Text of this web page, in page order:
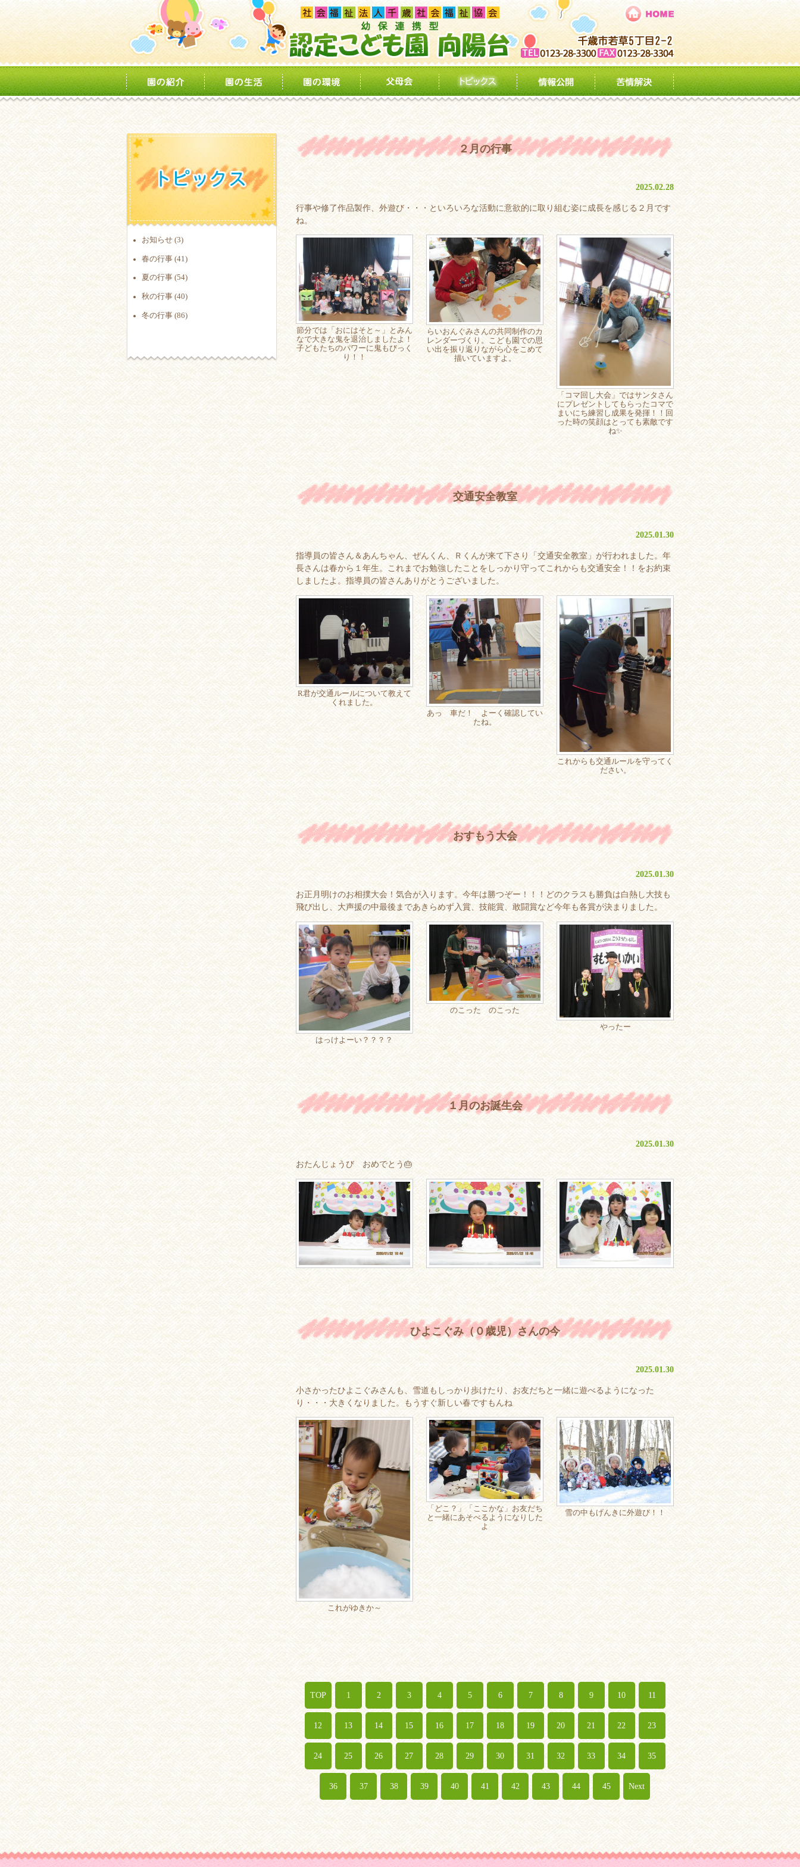
お知らせ (3)
春の行事 (41)
夏の行事 (54)
秋の行事 (40)
冬の行事 (86)
２月の行事
2025.02.28
行事や修了作品製作、外遊び・・・といろいろな活動に意欲的に取り組む姿に成長を感じる２月です
ね。
節分では「おにはそと～」とみん
なで大きな鬼を退治しましたよ！
子どもたちのパワーに鬼もびっく
り！！
らいおんぐみさんの共同制作のカ
レンダーづくり。こども園での思
い出を振り返りながら心をこめて
描いていますよ。
「コマ回し大会」ではサンタさん
にプレゼントしてもらったコマで
まいにち練習し成果を発揮！！回
った時の笑顔はとっても素敵です
ね✨
交通安全教室
2025.01.30
指導員の皆さん＆あんちゃん、ぜんくん、Ｒくんが来て下さり「交通安全教室」が行われました。年
長さんは春から１年生。これまでお勉強したことをしっかり守ってこれからも交通安全！！をお約束
しましたよ。指導員の皆さんありがとうございました。
R君が交通ルールについて教えて
くれました。
あっ 車だ！ よーく確認してい
たね。
これからも交通ルールを守ってく
ださい。
おすもう大会
2025.01.30
お正月明けのお相撲大会！気合が入ります。今年は勝つぞー！！！どのクラスも勝負は白熱し大技も
飛び出し、大声援の中最後まであきらめず入賞、技能賞、敢闘賞など今年も各賞が決まりました。
はっけよーい？？？？
のこった のこった
やったー
１月のお誕生会
2025.01.30
おたんじょうび おめでとう🎂
ひよこぐみ（０歳児）さんの今
2025.01.30
小さかったひよこぐみさんも、雪道もしっかり歩けたり、お友だちと一緒に遊べるようになった
り・・・大きくなりました。もうすぐ新しい春ですもんね
これがゆきか～
「どこ？」「ここかな」お友だち
と一緒にあそべるようになりした
よ
雪の中もげんきに外遊び！！
TOP 1 2 3 4 5 6 7 8 9 10 11
12 13 14 15 16 17 18 19 20 21 22 23
24 25 26 27 28 29 30 31 32 33 34 35
36 37 38 39 40 41 42 43 44 45 Next